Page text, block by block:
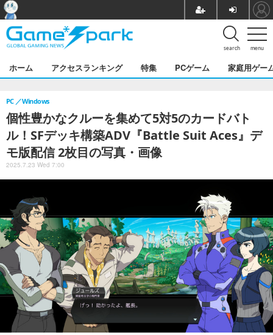
menu
search
ホーム アクセスランキング 特集 PCゲーム 家庭用ゲー
個性豊かなクルーを集めて5対5のカードバト
ル！SFデッキ構築ADV『Battle Suit Aces』デ
モ版配信 2枚目の写真・画像
PC Windows
2025.7.23 Wed 7:00